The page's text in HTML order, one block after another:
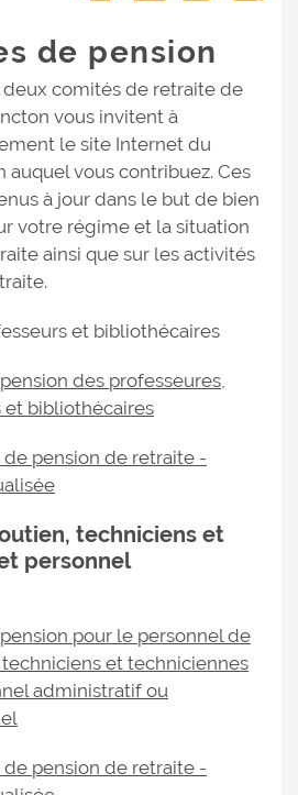
de pension
comités de retraite de
vous invitent à
le site Internet du
auquel vous contribuez. Ces
à jour dans le but de bien
votre régime et la situation
ainsi que sur les activités
et bibliothécaires
des professeures,
et bibliothécaires
pension de retraite -
techniciens et
personnel
pour le personnel de
et techniciennes
administratif ou
pension de retraite -